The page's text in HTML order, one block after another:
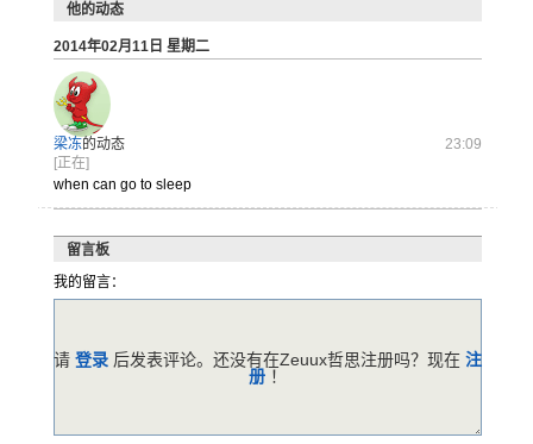
他的动态
2014年02月11日 星期二
梁冻的动态
23:09
[正在]
when can go to sleep
留言板
我的留言：
请 登录 后发表评论。还没有在Zeuux哲思注册吗？现在 注
册 ！